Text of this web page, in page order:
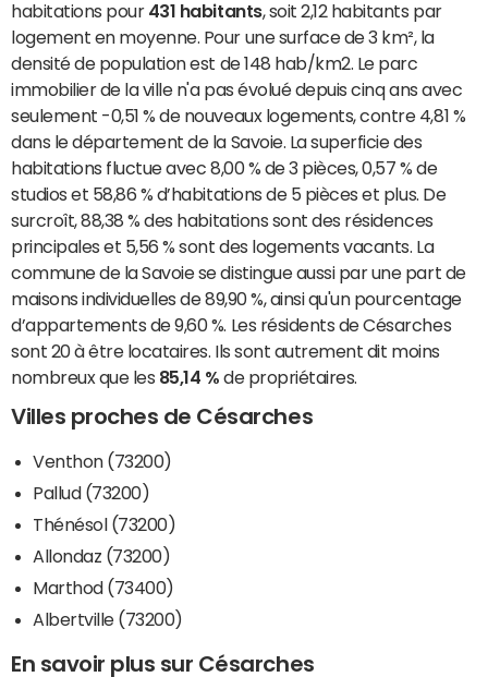
habitations pour 431 habitants, soit 2,12 habitants par
logement en moyenne. Pour une surface de 3 km², la
densité de population est de 148 hab/km2. Le parc
immobilier de la ville n'a pas évolué depuis cinq ans avec
seulement -0,51 % de nouveaux logements, contre 4,81 %
dans le département de la Savoie. La superficie des
habitations fluctue avec 8,00 % de 3 pièces, 0,57 % de
studios et 58,86 % d’habitations de 5 pièces et plus. De
surcroît, 88,38 % des habitations sont des résidences
principales et 5,56 % sont des logements vacants. La
commune de la Savoie se distingue aussi par une part de
maisons individuelles de 89,90 %, ainsi qu'un pourcentage
d’appartements de 9,60 %. Les résidents de Césarches
sont 20 à être locataires. Ils sont autrement dit moins
nombreux que les 85,14 % de propriétaires.
Villes proches de Césarches
Venthon (73200)
Pallud (73200)
Thénésol (73200)
Allondaz (73200)
Marthod (73400)
Albertville (73200)
En savoir plus sur Césarches